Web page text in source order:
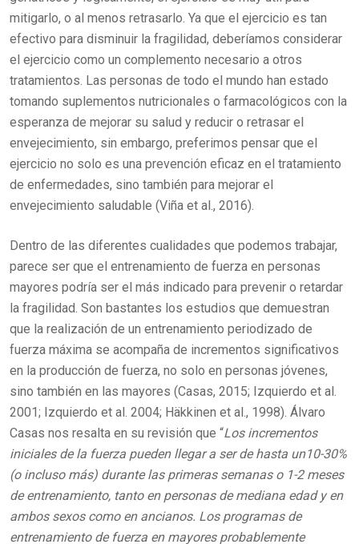
mitigarlo, o al menos retrasarlo. Ya que el ejercicio es tan
efectivo para disminuir la fragilidad, deberíamos considerar
el ejercicio como un complemento necesario a otros
tratamientos. Las personas de todo el mundo han estado
tomando suplementos nutricionales o farmacológicos con la
esperanza de mejorar su salud y reducir o retrasar el
envejecimiento, sin embargo, preferimos pensar que el
ejercicio no solo es una prevención eficaz en el tratamiento
de enfermedades, sino también para mejorar el
envejecimiento saludable (Viña et al., 2016).
Dentro de las diferentes cualidades que podemos trabajar,
parece ser que el entrenamiento de fuerza en personas
mayores podría ser el más indicado para prevenir o retardar
la fragilidad. Son bastantes los estudios que demuestran
que la realización de un entrenamiento periodizado de
fuerza máxima se acompaña de incrementos significativos
en la producción de fuerza, no solo en personas jóvenes,
sino también en las mayores (Casas, 2015; Izquierdo et al.
2001; Izquierdo et al. 2004; Häkkinen et al., 1998). Álvaro
Casas nos resalta en su revisión que “Los incrementos
iniciales de la fuerza pueden llegar a ser de hasta un10-30%
(o incluso más) durante las primeras semanas o 1-2 meses
de entrenamiento, tanto en personas de mediana edad y en
ambos sexos como en ancianos. Los programas de
entrenamiento de fuerza en mayores probablemente